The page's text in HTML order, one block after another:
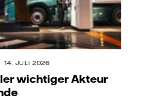
14. JULI 2026
wichtiger Akteur